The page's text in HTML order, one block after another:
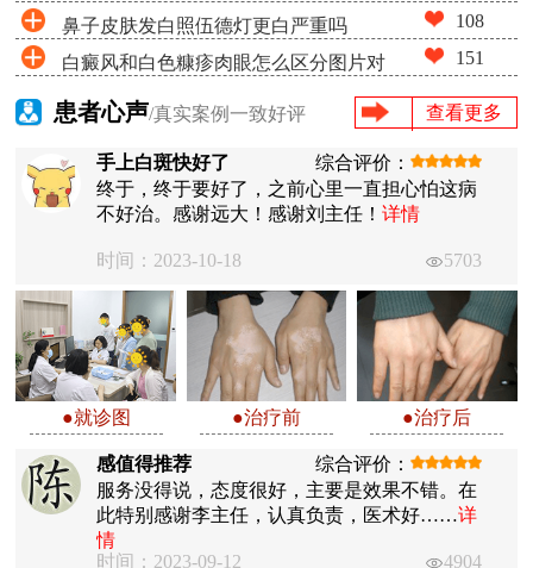
鼻子皮肤发白照伍德灯更白严重吗 108
白癜风和白色糠疹肉眼怎么区分图片对
比
151
患者心声/真实案例一致好评 查看更多
手上白斑快好了
综合评价：
终于，终于要好了，之前心里一直担心怕这病
不好治。感谢远大！感谢刘主任！详情
时间：2023-10-18 5703
●就诊图 ●治疗前 ●治疗后
感值得推荐
综合评价：
服务没得说，态度很好，主要是效果不错。在
此特别感谢李主任，认真负责，医术好……详
情
时间：2023-09-12
4904